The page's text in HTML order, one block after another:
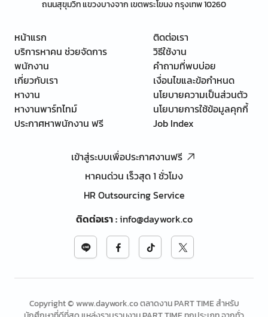
ถนนสุขุมวิท แขวงบางจาก เขตพระโขนง กรุงเทพ 10260
หน้าแรก
บริการหาคน ช่วยจัดการ
พนักงาน
เกี่ยวกับเรา
หางาน
หางานพาร์ทไทม์
ประกาศหาพนักงาน ฟรี
ติดต่อเรา
วิธีใช้งาน
คำถามที่พบบ่อย
เงื่อนไขและข้อกำหนด
นโยบายความเป็นส่วนตัว
นโยบายการใช้ข้อมูลคุกกี้
Job Index
เข้าสู่ระบบเพื่อประกาศงานฟรี
หาคนด่วน เร็วสุด 1 ชั่วโมง
HR Outsourcing Service
ติดต่อเรา:info@daywork.co
Copyright © www.daywork.co ตลาดงาน PART TIME สำหรับ